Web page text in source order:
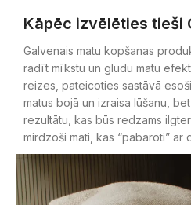
Kāpēc izvēlēties tieši
Galvenais matu kopšanas
radīt mīkstu un gludu matu
reizes, pateicoties sastāvā
matus bojā un izraisa lūšanu,
rezultātu, kas būs redzams
mirdzoši mati, kas “pabaroti” ar